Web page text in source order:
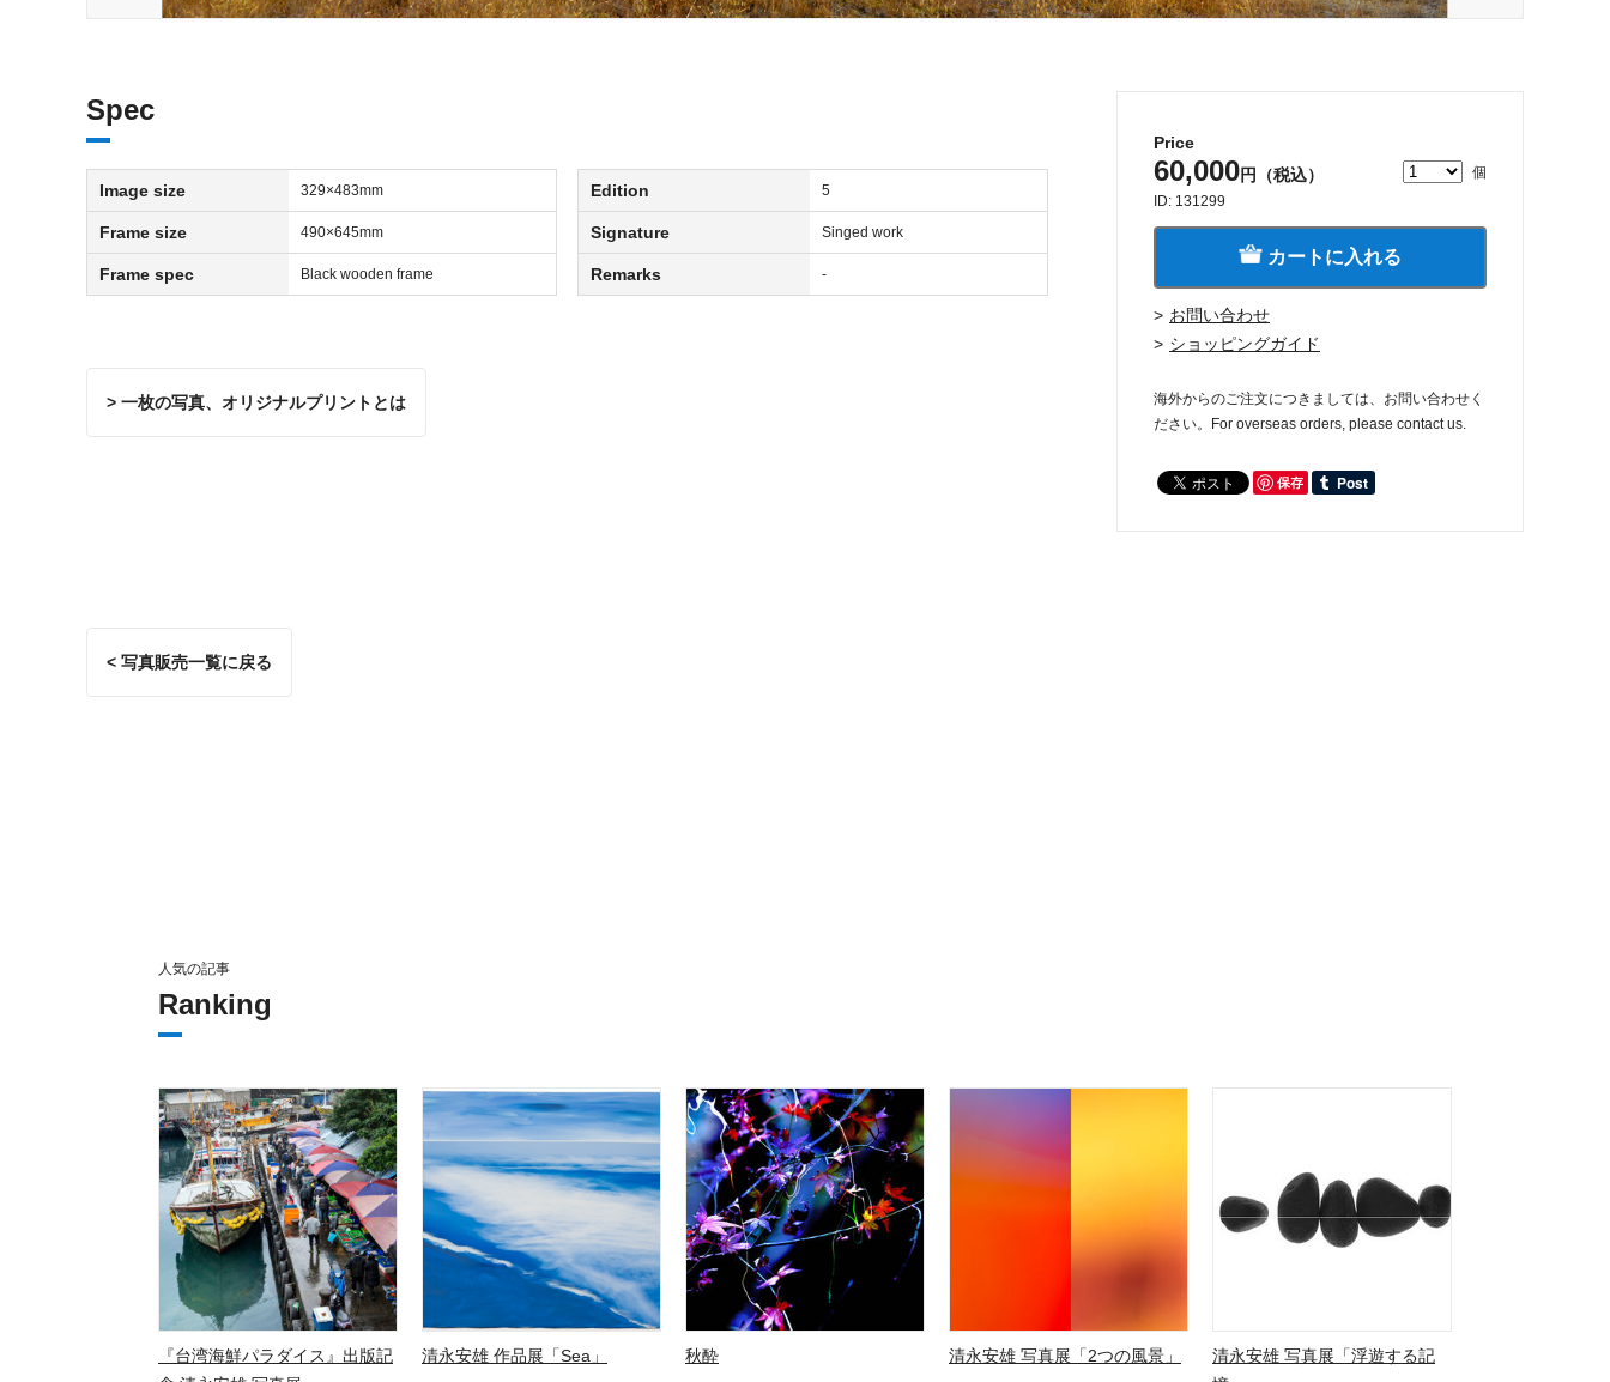
Price
60,000円（税込）
個
ID: 131299
カートに入れる
お問い合わせ
ショッピングガイド
海外からのご注文につきましては、お問い合わせく
ださい。For overseas orders, please contact us.
保存
Spec
Image size 329×483mm
Frame size 490×645mm
Frame spec Black wooden frame
Edition 5
Signature Singed work
Remarks -
> 一枚の写真、オリジナルプリントとは
< 写真販売一覧に戻る
人気の記事
Ranking
『台湾海鮮パラダイス』出版記
清永安雄 作品展「Sea」 秋酔 清永安雄 写真展「2つの風景」
清永安雄 写真展「浮遊する記